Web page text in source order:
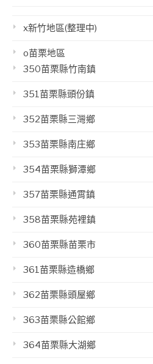
x新竹地區(整理中)
o苗栗地區
350苗栗縣竹南鎮
351苗栗縣頭份鎮
352苗栗縣三灣鄉
353苗栗縣南庄鄉
354苗栗縣獅潭鄉
357苗栗縣通霄鎮
358苗栗縣苑裡鎮
360苗栗縣苗栗市
361苗栗縣造橋鄉
362苗栗縣頭屋鄉
363苗栗縣公館鄉
364苗栗縣大湖鄉